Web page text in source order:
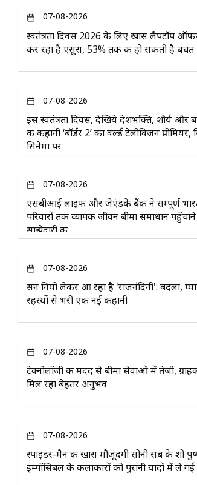
07-08-2026
स्वतंत्रता दिवस 2026 के लिए खास लैपटॉप
कर रहा है एसुस, 53% तक की हो सकती है बचत
07-08-2026
इस स्वतंत्रता दिवस, देखिये देशभक्ति, शौर्य और
की कहानी ‘बॉर्डर 2’ का वर्ल्ड टेलीविजन प्रीमियर,
सिनेमा पर
07-08-2026
एसबीआई लाइफ और जेएंडके बैंक ने सम्पूर्ण
परिवारों तक व्यापक जीवन बीमा समाधान
साझेदारी की
07-08-2026
सन नियो लेकर आ रहा है 'राजनंदिनी': बदला,
रहस्यों से भरी एक नई कहानी
07-08-2026
टेक्नोलॉजी की मदद से बीमा सेवाओं में तेजी,
मिल रहा बेहतर अनुभव
07-08-2026
स्पाइडर-मैन की खास मौजूदगी सोनी सब के शो
इम्पॉसिबल के कलाकारों को पुरानी यादों में ले गई